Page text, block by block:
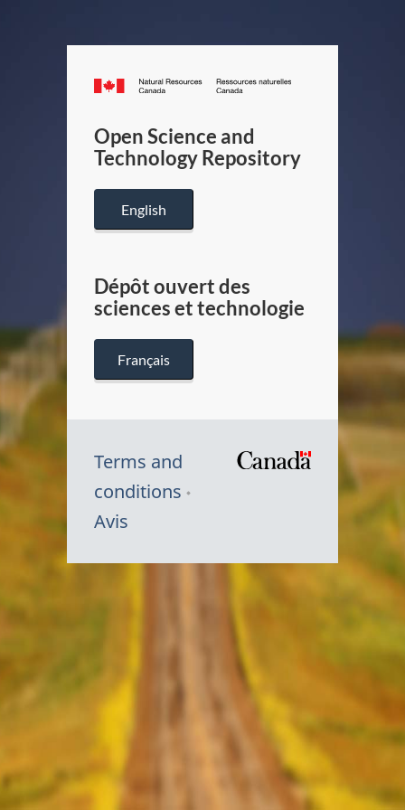
Canada.ca
/
Canada
Open Science and
Technology Repository
English
Dépôt ouvert des
sciences et technologie
Français
Terms and
conditions
Avis
Symbole
Canada